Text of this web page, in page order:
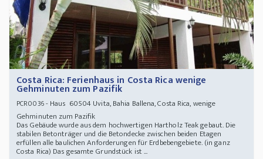
Costa Rica: Ferienhaus in Costa Rica wenige
Gehminuten zum Pazifik
PCR0036- Haus 60504 Uvita, Bahia Ballena, Costa Rica, wenige
Gehminuten zum Pazifik
Das Gebäude wurde aus dem hochwertigen Hartholz Teak gebaut. Die
stabilen Betonträger und die Betondecke zwischen beiden Etagen
erfüllen alle baulichen Anforderungen für Erdbebengebiete. (in ganz
Costa Rica) Das gesamte Grundstück ist ...